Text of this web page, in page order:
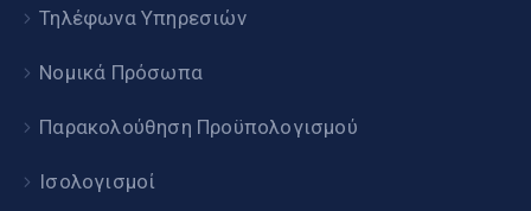
Τηλέφωνα Υπηρεσιών
Νομικά Πρόσωπα
Παρακολούθηση Προϋπολογισμού
Ισολογισμοί